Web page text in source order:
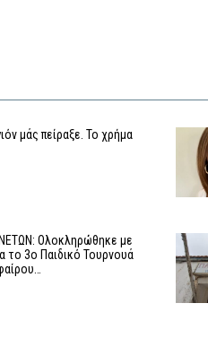
μάς πείραξε. Το χρήμα
Ολοκληρώθηκε με
το 3ο Παιδικό Τουρνουά